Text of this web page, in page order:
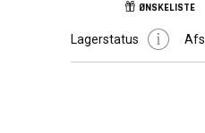
ØNSKELISTE
Lagerstatus